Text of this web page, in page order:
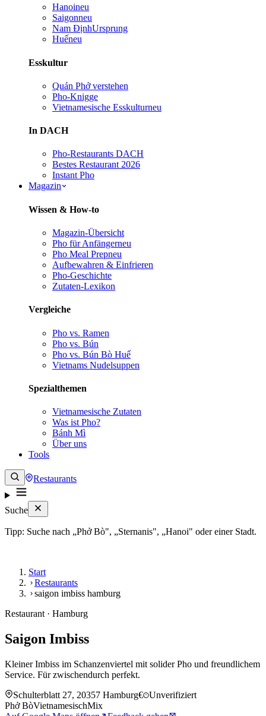
Hanoineu
Saigonneu
Nam ĐịnhUrsprung
Huếneu
Esskultur
Quán Phở verstehen
Pho-Knigge
Vietnamesische Esskulturneu
In DACH
Pho-Restaurants DACH
Bestes Restaurant 2026
Instant Pho
Magazin
Wissen & How-to
Magazin-Übersicht
Pho für Anfängerneu
Pho Meal Prepneu
Aufbewahren & Einfrieren
Pho-Geschichte
Zutaten-Lexikon
Vergleiche
Pho vs. Ramen
Pho vs. Bún
Pho vs. Bún Bò Huế
Vietnams Nudelsuppen
Spezialthemen
Vietnamesische Zutaten
Was ist Pho?
Bánh Mì
Über uns
Tools
Restaurants
Suche
Tipp: Suche nach „Phở Bò", „Sternanis", „Hanoi" oder einer Stadt.
Start
Restaurants
saigon imbiss hamburg
Restaurant · Hamburg
Saigon Imbiss
Kleiner Imbiss im Schanzenviertel mit solider Pho und freundlichem
Service. Für zwischendurch perfekt.
Schulterblatt 27, 20357 Hamburg€ Unverifiziert
Phở BòVietnamesischMix